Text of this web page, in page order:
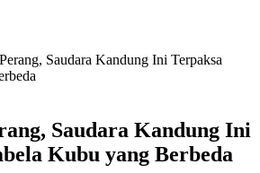
Saudara Kandung Ini Terpaksa
Saudara Kandung Ini
Kubu yang Berbeda